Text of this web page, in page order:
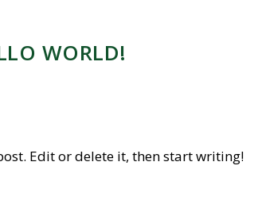
WORLD!
Edit or delete it, then start writing!